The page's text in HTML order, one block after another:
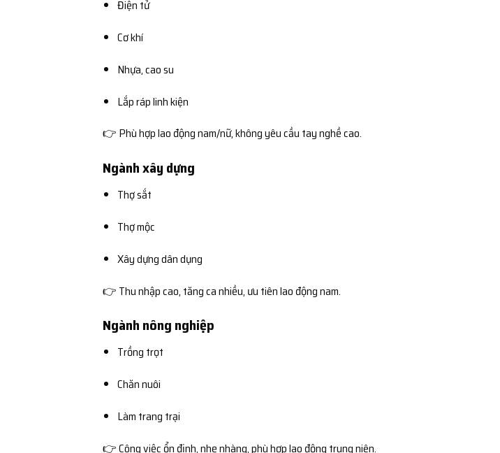
Điện tử
Cơ khí
Nhựa, cao su
Lắp ráp linh kiện
👉 Phù hợp lao động nam/nữ, không yêu cầu tay nghề cao.
Ngành xây dựng
Thợ sắt
Thợ mộc
Xây dựng dân dụng
👉 Thu nhập cao, tăng ca nhiều, ưu tiên lao động nam.
Ngành nông nghiệp
Trồng trọt
Chăn nuôi
Làm trang trại
👉 Công việc ổn định, nhẹ nhàng, phù hợp lao động trung niên.